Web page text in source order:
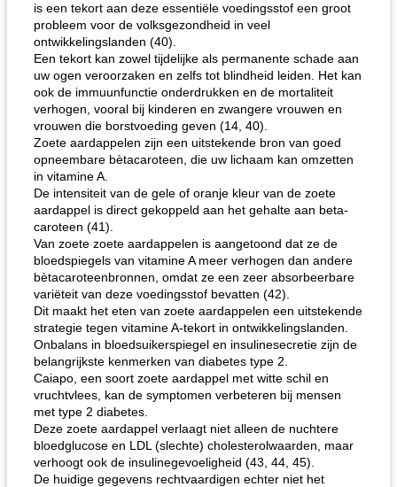
de jamcake van Georgië tennessee blauwe kaasperen kip
is een tekort aan deze essentiële voedingsstof een groot
probleem voor de volksgezondheid in veel
ontwikkelingslanden (40).
Een tekort kan zowel tijdelijke als permanente schade aan
uw ogen veroorzaken en zelfs tot blindheid leiden. Het kan
ook de immuunfunctie onderdrukken en de mortaliteit
verhogen, vooral bij kinderen en zwangere vrouwen en
vrouwen die borstvoeding geven (14, 40).
Zoete aardappelen zijn een uitstekende bron van goed
opneembare bètacaroteen, die uw lichaam kan omzetten
in vitamine A.
De intensiteit van de gele of oranje kleur van de zoete
aardappel is direct gekoppeld aan het gehalte aan beta-
caroteen (41).
Van zoete zoete aardappelen is aangetoond dat ze de
bloedspiegels van vitamine A meer verhogen dan andere
bètacaroteenbronnen, omdat ze een zeer absorbeerbare
variëteit van deze voedingsstof bevatten (42).
Dit maakt het eten van zoete aardappelen een uitstekende
strategie tegen vitamine A-tekort in ontwikkelingslanden.
Onbalans in bloedsuikerspiegel en insulinesecretie zijn de
belangrijkste kenmerken van diabetes type 2.
Caiapo, een soort zoete aardappel met witte schil en
vruchtvlees, kan de symptomen verbeteren bij mensen
met type 2 diabetes.
Deze zoete aardappel verlaagt niet alleen de nuchtere
bloedglucose en LDL (slechte) cholesterolwaarden, maar
verhoogt ook de insulinegevoeligheid (43, 44, 45).
De huidige gegevens rechtvaardigen echter niet het